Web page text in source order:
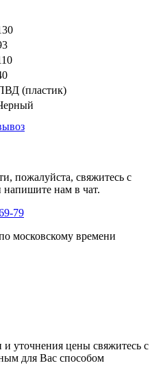
(пластик)
пожалуйста, свяжитесь с
нам в чат.
79
московскому времени
и уточнения цены свяжитесь с
для Вас способом